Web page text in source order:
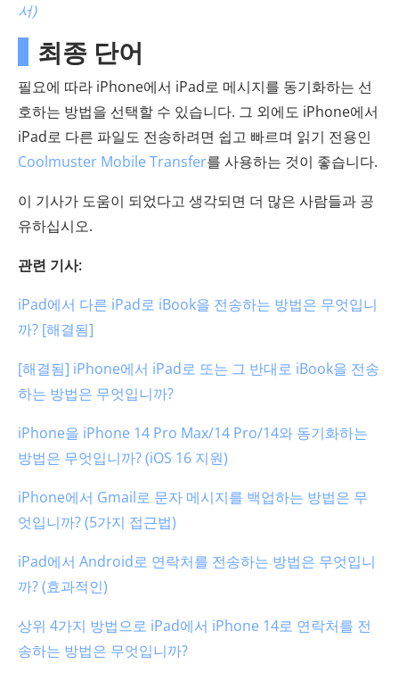
서)
최종 단어
필요에 따라 iPhone에서 iPad로 메시지를 동기화하는 선
호하는 방법을 선택할 수 있습니다. 그 외에도 iPhone에서
iPad로 다른 파일도 전송하려면 쉽고 빠르며 읽기 전용인
Coolmuster Mobile Transfer를 사용하는 것이 좋습니다.
이 기사가 도움이 되었다고 생각되면 더 많은 사람들과 공
유하십시오.
관련 기사:
iPad에서 다른 iPad로 iBook을 전송하는 방법은 무엇입니
까? [해결됨]
[해결됨] iPhone에서 iPad로 또는 그 반대로 iBook을 전송
하는 방법은 무엇입니까?
iPhone을 iPhone 14 Pro Max/14 Pro/14와 동기화하는
방법은 무엇입니까? (iOS 16 지원)
iPhone에서 Gmail로 문자 메시지를 백업하는 방법은 무
엇입니까? (5가지 접근법)
iPad에서 Android로 연락처를 전송하는 방법은 무엇입니
까? (효과적인)
상위 4가지 방법으로 iPad에서 iPhone 14로 연락처를 전
송하는 방법은 무엇입니까?